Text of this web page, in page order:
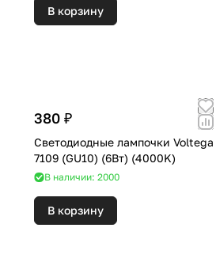
В корзину
380 ₽
Светодиодные лампочки Voltega
7109 (GU10) (6Вт) (4000K)
В наличии: 2000
В корзину